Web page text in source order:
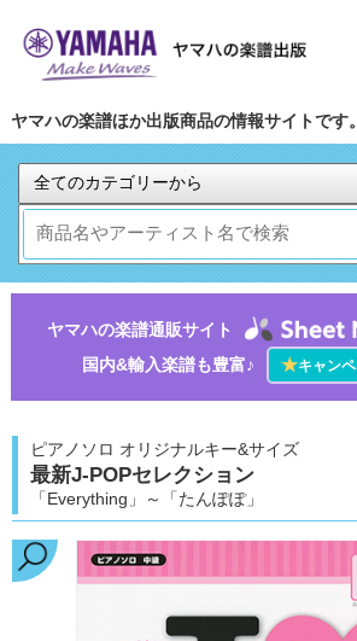
ヤマハの楽譜ほか出版商品の情報サイトです。
ヤマハの楽譜通販サイト
国内&輸入楽譜も豊富♪
★キャン
ピアノソロ オリジナルキー&サイズ
最新J-POPセレクション
「Everything」～「たんぽぽ」